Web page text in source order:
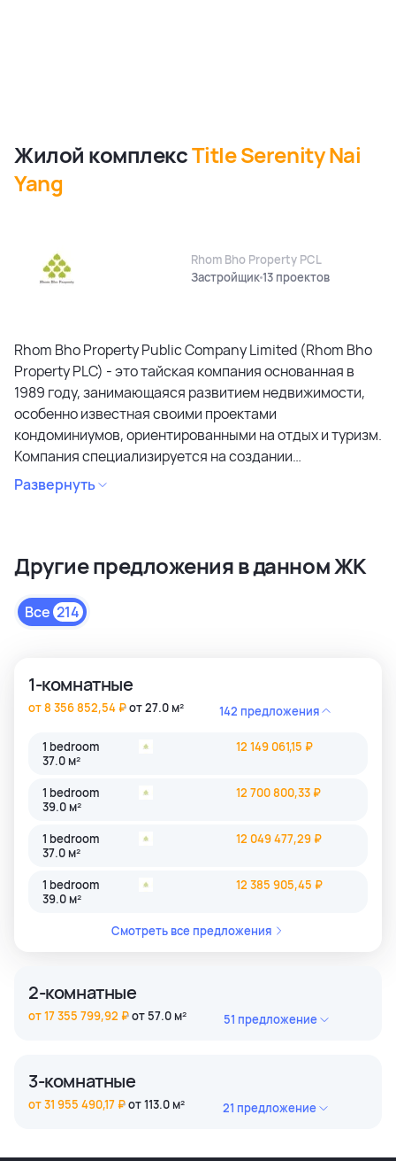
Жилой комплексTitle Serenity Nai
Yang
Rhom Bho Property PCL
Застройщик13 проектов
Rhom Bho Property Public Company Limited (Rhom Bho
Property PLC) - это тайская компания основанная в
1989 году, занимающаяся развитием недвижимости,
особенно известная своими проектами
кондоминиумов, ориентированными на отдых и туризм.
Компания специализируется на создании
кондоминиумов в привлекательных районах, уделяя
особое внимание дизайну, качеству строительства и
коммерческих объектах и жилой недвижимости
высокого качества в сегментах недвижимости
премиального и среднего класса. Среди районов
застройки как престижные комьюнити Бангкока, так и
Развернуть
Другие предложения в данном ЖК
Все 214
1-комнатные
от 27.0 м²
от 8 356 852,54 ₽ 142 предложения
1 bedroom
37.0 м²
12 149 061,15 ₽
1 bedroom
39.0 м²
12 700 800,33 ₽
1 bedroom
37.0 м²
12 049 477,29 ₽
1 bedroom
39.0 м²
12 385 905,45 ₽
Смотреть все предложения
2-комнатные
от 57.0 м²
от 17 355 799,92 ₽ 51 предложение
2 bedroom
3-комнатные
от 113.0 м²
от 31 955 490,17 ₽ 21 предложение
119.0 м²